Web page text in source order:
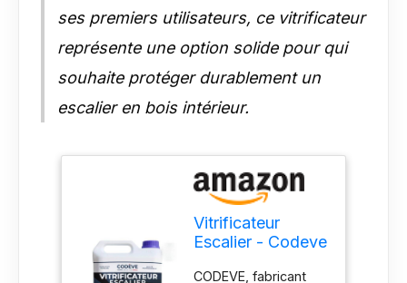
et remise en service
rapide : Texture
adaptée à
spalter, séchage
rapide permettant la
ses premiers utilisateurs, ce vitrificateur
représente une option solide pour qui
souhaite protéger durablement un
escalier en bois intérieur.
Vitrificateur
Escalier - Codeve
CODEVE, fabricant